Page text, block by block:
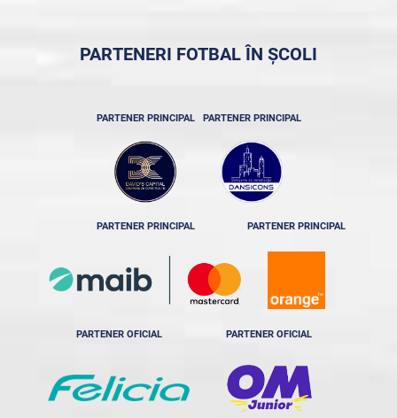
PARTENERI FOTBAL ÎN ȘCOLI
PARTENER PRINCIPAL PARTENER PRINCIPAL
PARTENER PRINCIPAL PARTENER PRINCIPAL
PARTENER OFICIAL PARTENER OFICIAL